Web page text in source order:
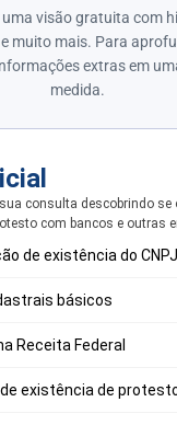
uma visão gratuita com
muito mais. Para
extras em
medida.
consulta descobrindo se
com bancos e outras
de existência do CNPJ
básicos
Receita Federal
de existência de